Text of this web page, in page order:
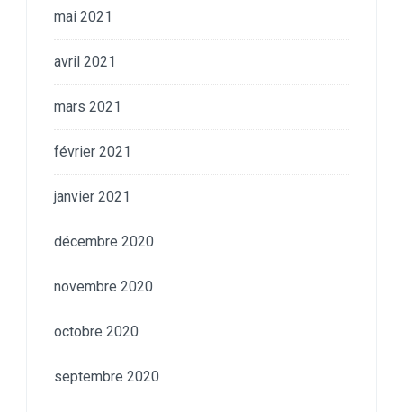
mai 2021
avril 2021
mars 2021
février 2021
janvier 2021
décembre 2020
novembre 2020
octobre 2020
septembre 2020